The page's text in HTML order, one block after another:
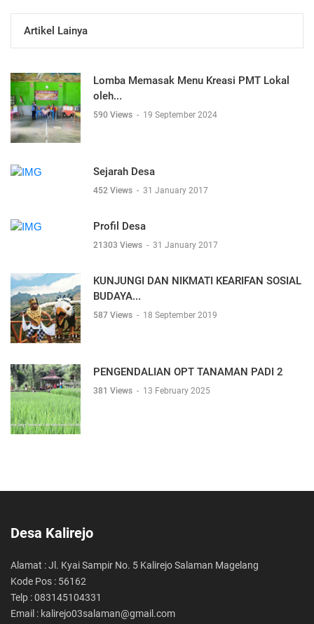
Artikel Lainya
Lomba Memasak Menu Kreasi PMT Lokal
oleh...
590 Views - 19 September 2024
Sejarah Desa
452 Views - 31 January 2017
Profil Desa
21303 Views - 31 January 2017
KUNJUNGI DAN NIKMATI KEARIFAN SOSIAL
BUDAYA...
587 Views - 18 September 2019
PENGENDALIAN OPT TANAMAN PADI 2
381 Views - 13 February 2025
Desa Kalirejo
Alamat : Jl. Kyai Sampir No. 5 Kalirejo Salaman Magelang
Kode Pos : 56162
Telp : 083145104331
Email : kalirejo03salaman@gmail.com